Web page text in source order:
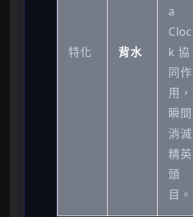
特化 背水
a
Cloc
k 協
同作
用，
瞬間
消滅
精英
頭
目。